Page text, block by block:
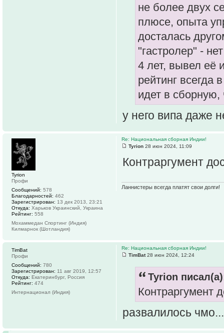
не более двух
плюсе, опыта
досталась
"гастролер" -
4 лет, вывел её
рейтинг всегда
идет в сборную,
у него випа даже
Re: Национальная сборная Индии!
Tyrion 28 июн 2024, 11:09
Контраргумент
Ланнистеры всегда платят свои долги!
Tyrion
Профи
Сообщений: 578
Благодарностей: 462
Зарегистрирован: 13 дек 2013, 23:21
Откуда: Харьков Украинский, Украина
Рейтинг: 558
Мохаммедан Спортинг (Индия)
Килмарнок (Шотландия)
Re: Национальная сборная Индии!
TimBat28 июн 2024, 12:24
Tyrion
Контраргумент
развалилось
TimBat
Профи
Сообщений: 780
Зарегистрирован: 11 авг 2019, 12:57
Откуда: Екатеринбург, Россия
Рейтинг: 474
Интернационал (Индия)